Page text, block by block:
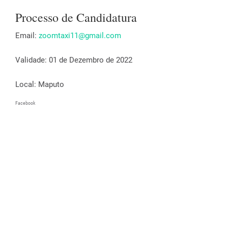
Processo de Candidatura
Email: zoomtaxi11@gmail.com
Validade: 01 de Dezembro de 2022
Local: Maputo
Facebook